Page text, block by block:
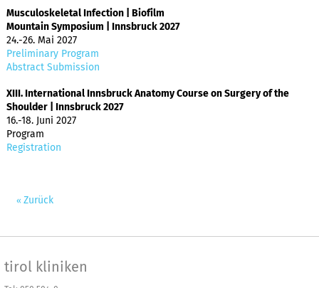
Musculoskeletal Infection | Biofilm
Mountain Symposium | Innsbruck 2027
24.-26. Mai 2027
Preliminary Program
Abstract Submission
XIII. International Innsbruck Anatomy Course on Surgery of the
Shoulder | Innsbruck 2027
16.-18. Juni 2027
Program
Registration
Zurück
tirol kliniken